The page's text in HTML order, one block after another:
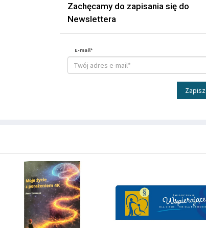
Zachęcamy do zapisania się do
Newslettera
E-mail*
Zapisz